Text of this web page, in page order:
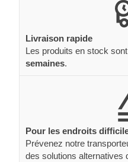
Livraison rapide
Les produits en stock
semaines.
Pour les endroits
Prévenez notre
des solutions alternatives